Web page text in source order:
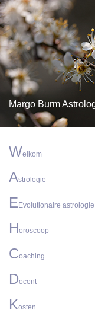
Margo Burm
Welkom
Astrologie
E Evolutionaire astrologie
Horoscoop
Coaching
Docent
Kosten